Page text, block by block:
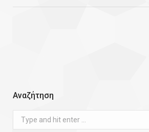
Αναζήτηση
Search: